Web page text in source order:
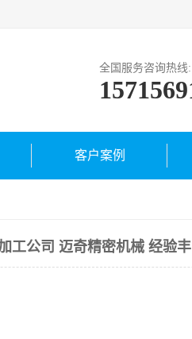
全国服务咨询热线:
客户案例
工公司 迈奇精密机械 经验